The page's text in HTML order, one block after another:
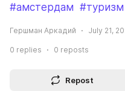
#амстердам #туризм
Гершман Аркадий July 21,
0 replies 0 reposts
Repost